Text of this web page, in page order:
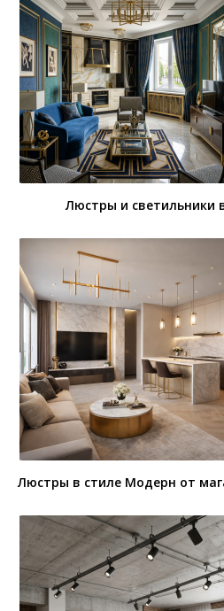
Люстры и светильники
Люстры в стиле Модерн от